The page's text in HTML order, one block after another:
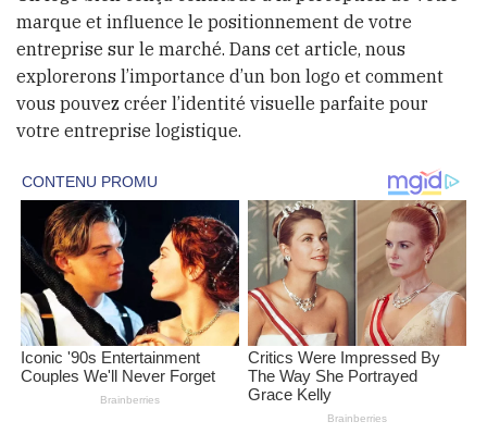
marque et influence le positionnement de votre
entreprise sur le marché. Dans cet article, nous
explorerons l’importance d’un bon logo et comment
vous pouvez créer l’identité visuelle parfaite pour
votre entreprise logistique.